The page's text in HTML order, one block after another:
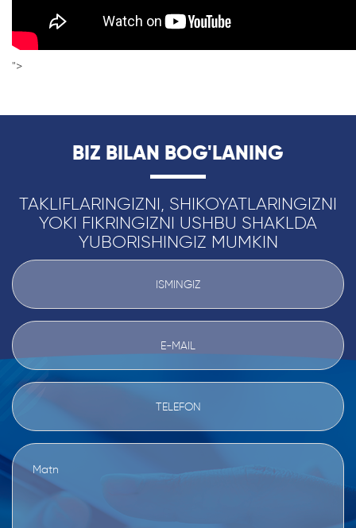
">
BIZ BILAN BOG'LANING
TAKLIFLARINGIZNI, SHIKOYATLARINGIZNI
YOKI FIKRINGIZNI USHBU SHAKLDA
YUBORISHINGIZ MUMKIN